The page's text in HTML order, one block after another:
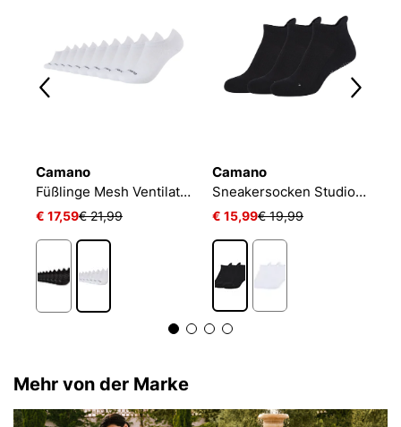
Camano
Füßlinge Mesh Ventilation
€ 17,59€ 21,99
Camano
Sneakersocken Studio-Line Pilates und Yoga
€ 15,99€ 19,99
Mehr von der Marke